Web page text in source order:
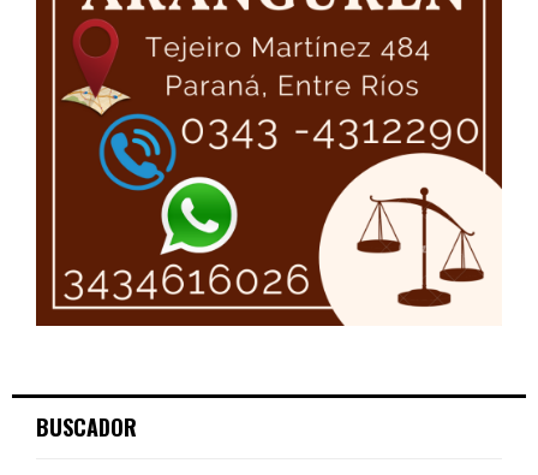
BUSCADOR